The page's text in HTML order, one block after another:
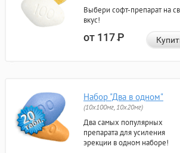
Выбери софт-препарат на
вкус!
от 117Р
Набор "Два в одном"
(10x100мг, 10x20мг)
Два самых популярных
препарата для усиления
эрекции в одном наборе!